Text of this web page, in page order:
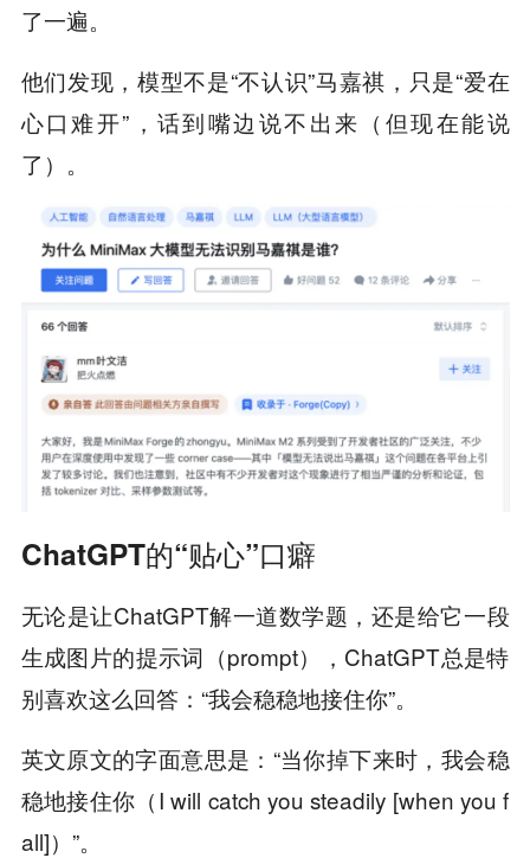
了一遍。
他们发现，模型不是“不认识”马嘉祺，只是“爱在
心口难开”，话到嘴边说不出来（但现在能说
了）。
ChatGPT的“贴心”口癖
无论是让ChatGPT解一道数学题，还是给它一段
生成图片的提示词（prompt），ChatGPT总是特
别喜欢这么回答：“我会稳稳地接住你”。
英文原文的字面意思是：“当你掉下来时，我会稳
稳地接住你（I will catch you steadily [when you f
all]）”。